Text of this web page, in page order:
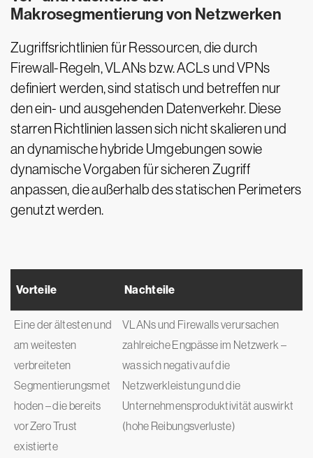
Makrosegmentierung von Netzwerken
Zugriffsrichtlinien für Ressourcen, die durch
Firewall-Regeln, VLANs bzw. ACLs und VPNs
definiert werden, sind statisch und betreffen nur
den ein- und ausgehenden Datenverkehr. Diese
starren Richtlinien lassen sich nicht skalieren und
an dynamische hybride Umgebungen sowie
dynamische Vorgaben für sicheren Zugriff
anpassen, die außerhalb des statischen Perimeters
genutzt werden.
Vorteile Nachteile
Eine der ältesten und
am weitesten
verbreiteten
Segmentierungsmet
hoden – die bereits
vor Zero Trust
existierte
VLANs und Firewalls verursachen
zahlreiche Engpässe im Netzwerk –
was sich negativ auf die
Netzwerkleistung und die
Unternehmensproduktivität auswirkt
(hohe Reibungsverluste)